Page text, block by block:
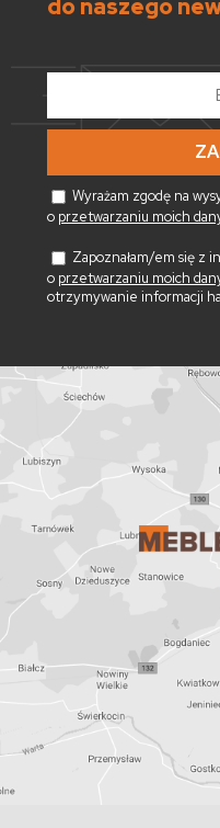
do naszego
*
Wyrażam zgodę na
o przetwarzaniu moich
Zapoznałam/em się z
o przetwarzaniu moich
otrzymywanie informacji